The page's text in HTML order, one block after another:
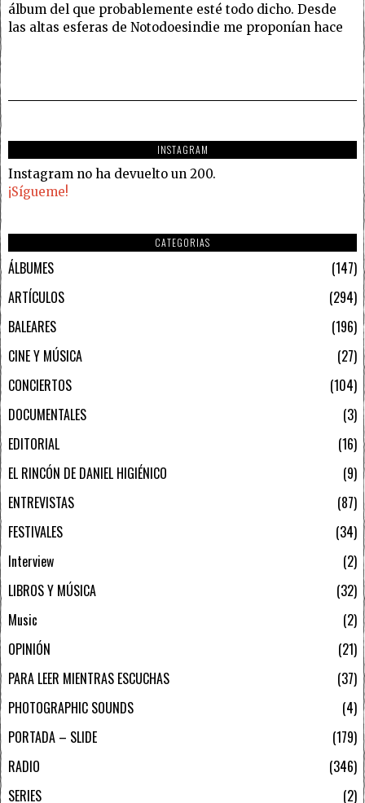
álbum del que probablemente esté todo dicho. Desde
las altas esferas de Notodoesindie me proponían hace
INSTAGRAM
Instagram no ha devuelto un 200.
¡Sígueme!
CATEGORIAS
ÁLBUMES
147
ARTÍCULOS
294
BALEARES
196
CINE Y MÚSICA
27
CONCIERTOS
104
DOCUMENTALES
3
EDITORIAL
16
EL RINCÓN DE DANIEL HIGIÉNICO
9
ENTREVISTAS
87
FESTIVALES
34
Interview
2
LIBROS Y MÚSICA
32
Music
2
OPINIÓN
21
PARA LEER MIENTRAS ESCUCHAS
37
PHOTOGRAPHIC SOUNDS
4
PORTADA – SLIDE
179
RADIO
346
SERIES
2